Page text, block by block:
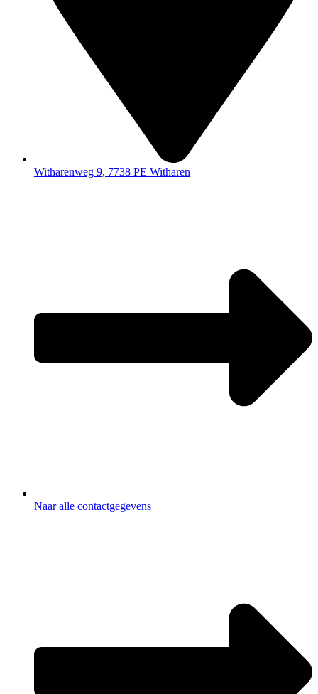
Witharenweg 9, 7738 PE Witharen
Naar alle contactgegevens